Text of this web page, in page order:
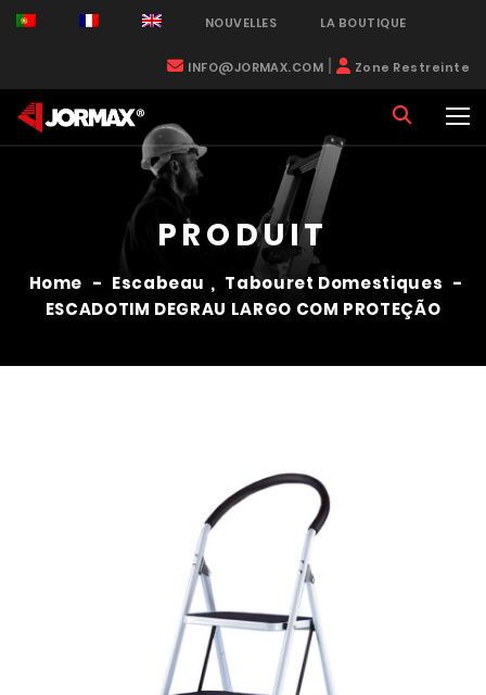
NOUVELLES LA BOUTIQUE
INFO@JORMAX.COM Zone Restreinte
PRODUIT
Home - Escabeau , Tabouret Domestiques -
ESCADOTIM DEGRAU LARGO COM PROTEÇÃO